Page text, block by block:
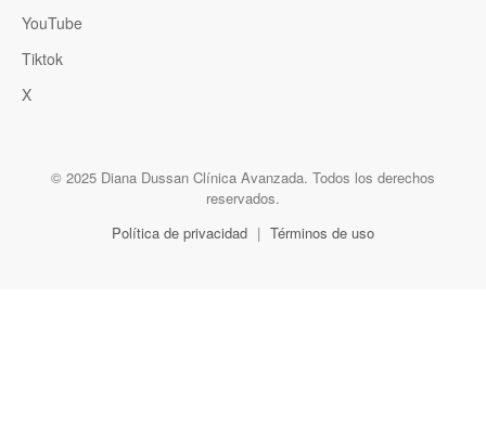
YouTube
Tiktok
X
© 2025 Diana Dussan Clínica Avanzada. Todos los derechos
reservados.
Política de privacidad | Términos de uso